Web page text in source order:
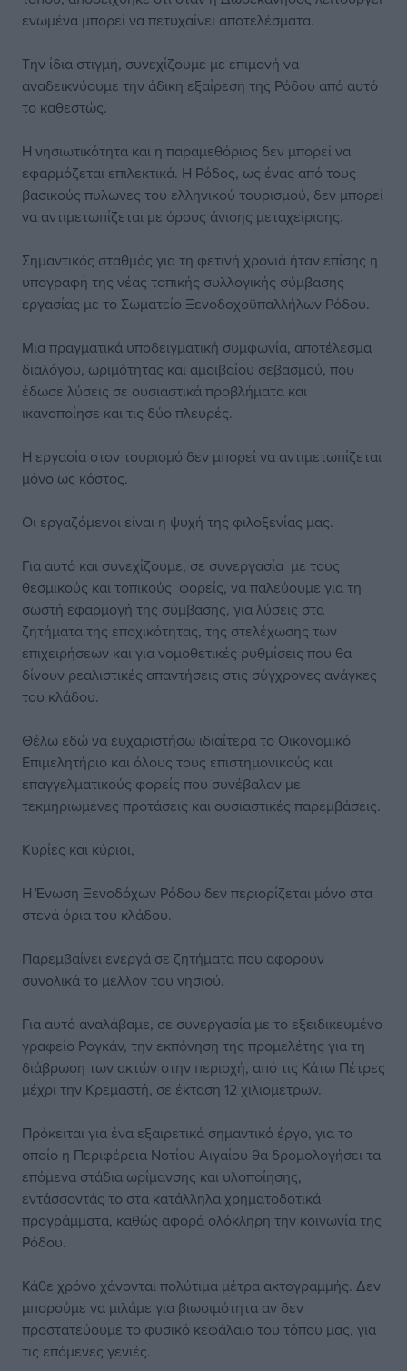
ενωμένα μπορεί να πετυχαίνει αποτελέσματα.
Την ίδια στιγμή, συνεχίζουμε με επιμονή να
αναδεικνύουμε την άδικη εξαίρεση της Ρόδου από αυτό
το καθεστώς.
Η νησιωτικότητα και η παραμεθόριος δεν μπορεί να
εφαρμόζεται επιλεκτικά. Η Ρόδος, ως ένας από τους
βασικούς πυλώνες του ελληνικού τουρισμού, δεν μπορεί
να αντιμετωπίζεται με όρους άνισης μεταχείρισης.
Σημαντικός σταθμός για τη φετινή χρονιά ήταν επίσης η
υπογραφή της νέας τοπικής συλλογικής σύμβασης
εργασίας με το Σωματείο Ξενοδοχοϋπαλλήλων Ρόδου.
Μια πραγματικά υποδειγματική συμφωνία, αποτέλεσμα
διαλόγου, ωριμότητας και αμοιβαίου σεβασμού, που
έδωσε λύσεις σε ουσιαστικά προβλήματα και
ικανοποίησε και τις δύο πλευρές.
Η εργασία στον τουρισμό δεν μπορεί να αντιμετωπίζεται
μόνο ως κόστος.
Οι εργαζόμενοι είναι η ψυχή της φιλοξενίας μας.
Για αυτό και συνεχίζουμε, σε συνεργασία με τους
θεσμικούς και τοπικούς φορείς, να παλεύουμε για τη
σωστή εφαρμογή της σύμβασης, για λύσεις στα
ζητήματα της εποχικότητας, της στελέχωσης των
επιχειρήσεων και για νομοθετικές ρυθμίσεις που θα
δίνουν ρεαλιστικές απαντήσεις στις σύγχρονες ανάγκες
του κλάδου.
Θέλω εδώ να ευχαριστήσω ιδιαίτερα το Οικονομικό
Επιμελητήριο και όλους τους επιστημονικούς και
επαγγελματικούς φορείς που συνέβαλαν με
τεκμηριωμένες προτάσεις και ουσιαστικές παρεμβάσεις.
Κυρίες και κύριοι,
Η Ένωση Ξενοδόχων Ρόδου δεν περιορίζεται μόνο στα
στενά όρια του κλάδου.
Παρεμβαίνει ενεργά σε ζητήματα που αφορούν
συνολικά το μέλλον του νησιού.
Για αυτό αναλάβαμε, σε συνεργασία με το εξειδικευμένο
γραφείο Ρογκάν, την εκπόνηση της προμελέτης για τη
διάβρωση των ακτών στην περιοχή, από τις Κάτω Πέτρες
μέχρι την Κρεμαστή, σε έκταση 12 χιλιομέτρων.
Πρόκειται για ένα εξαιρετικά σημαντικό έργο, για το
οποίο η Περιφέρεια Νοτίου Αιγαίου θα δρομολογήσει τα
επόμενα στάδια ωρίμανσης και υλοποίησης,
εντάσσοντάς το στα κατάλληλα χρηματοδοτικά
προγράμματα, καθώς αφορά ολόκληρη την κοινωνία της
Ρόδου.
Κάθε χρόνο χάνονται πολύτιμα μέτρα ακτογραμμής. Δεν
μπορούμε να μιλάμε για βιωσιμότητα αν δεν
προστατεύουμε το φυσικό κεφάλαιο του τόπου μας, για
τις επόμενες γενιές.